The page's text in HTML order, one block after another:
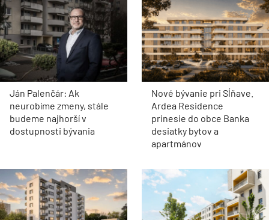
Ján Palenčár: Ak
neurobíme zmeny, stále
budeme najhorší v
dostupnosti bývania
Nové bývanie pri Sĺňave.
Ardea Residence
prinesie do obce Banka
desiatky bytov a
apartmánov